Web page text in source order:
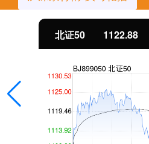
北证50 1122.88